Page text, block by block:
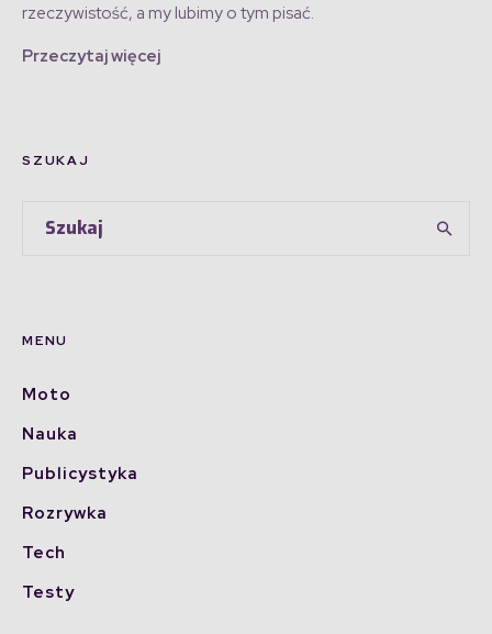
rzeczywistość, a my lubimy o tym pisać.
Przeczytaj więcej
SZUKAJ
MENU
Moto
Nauka
Publicystyka
Rozrywka
Tech
Testy